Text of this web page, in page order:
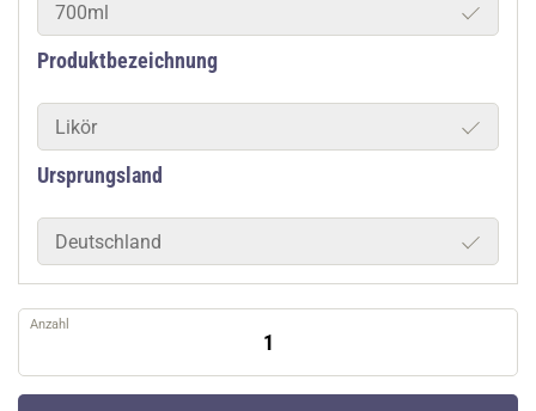
700ml
Produktbezeichnung
Likör
Ursprungsland
Deutschland
Anzahl